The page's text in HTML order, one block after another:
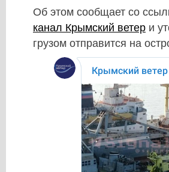
Об этом сообщает со
канал Крымский ветер и
грузом отправится на